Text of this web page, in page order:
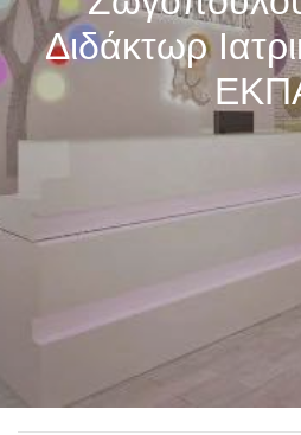
Διδάκτωρ